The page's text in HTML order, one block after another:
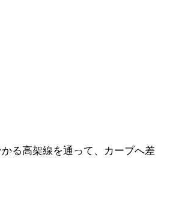
る高架線を通って、カーブへ差